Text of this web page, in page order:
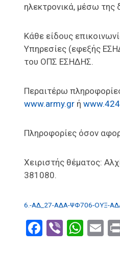
ηλεκτρονικά, μέσω της
Κάθε είδους
Υπηρεσίες (εφεξής
του ΟΠΣ ΕΣΗΔΗΣ.
Περαιτέρω
www.army.gr ή
Πληροφορίες όσον
Χειριστής θέματος:
381080.
6.-ΑΔ_27-ΑΔΑ-ΨΦ706-ΟΥΞ-
Facebook
Viber